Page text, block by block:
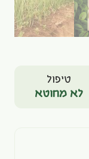
טיפול
לא מחוטא